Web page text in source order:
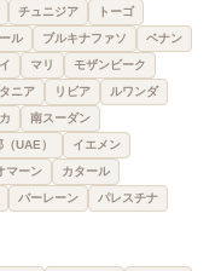
チュニジア
トーゴ
ル ブルキナファソ
ベナン
マリ
モザンビーク
ニア リビア
ルワンダ
南スーダン
UAE）
イエメン
マーン
カタール
バーレーン
パレスチナ